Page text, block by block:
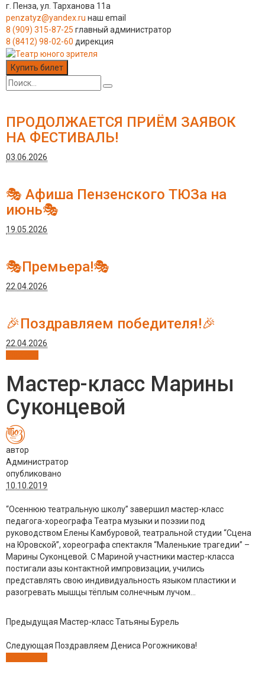
г. Пенза, ул. Тарханова 11а
penzatyz@yandex.ru наш email
8 (909) 315-87-25 главный администратор
8 (8412) 98-02-60 дирекция
Купить билет
ПРОДОЛЖАЕТСЯ ПРИЁМ ЗАЯВОК
НА ФЕСТИВАЛЬ!
03.06.2026
🎭 Афиша Пензенского ТЮЗа на
июнь🎭
19.05.2026
🎭Премьера!🎭
22.04.2026
🎉Поздравляем победителя!🎉
22.04.2026
Мастер-класс Марины
Суконцевой
автор
Администратор
опубликовано
10.10.2019
“Осеннюю театральную школу” завершил мастер-класс
педагога-хореографа Театра музыки и поэзии под
руководством Елены Камбуровой, театральной студии “Сцена
на Юровской”, хореографа спектакля “Маленькие трагедии” –
Марины Суконцевой. С Мариной участники мастер-класса
постигали азы контактной импровизации, учились
представлять свою индивидуальность языком пластики и
разогревать мышцы тёплым солнечным лучом…
Предыдущая Мастер-класс Татьяны Бурель
Следующая Поздравляем Дениса Рогожникова!